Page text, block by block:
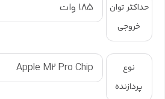
حداکثر توان
خروجی
185 وات
نوع
پردازنده
Apple M2 Pro Chip